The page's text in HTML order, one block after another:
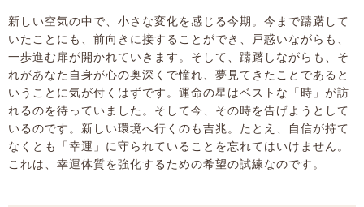
新しい空気の中で、小さな変化を感じる今期。今まで躊躇して
いたことにも、前向きに接することができ、戸惑いながらも、
一歩進む扉が開かれていきます。そして、躊躇しながらも、そ
れがあなた自身が心の奥深くで憧れ、夢見てきたことであると
いうことに気が付くはずです。運命の星はベストな「時」が訪
れるのを待っていました。そして今、その時を告げようとして
いるのです。新しい環境へ行くのも吉兆。たとえ、自信が持て
なくとも「幸運」に守られていることを忘れてはいけません。
これは、幸運体質を強化するための希望の試練なのです。